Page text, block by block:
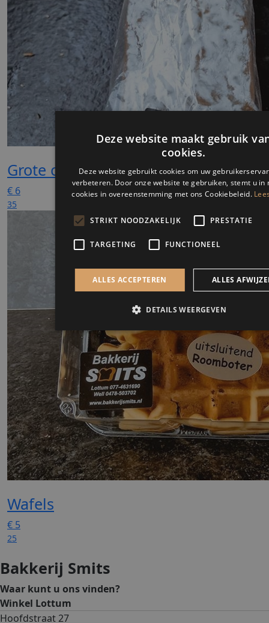
Grote cake
€ 6
35
Wafels
€ 5
25
Bakkerij Smits
Waar kunt u ons vinden?
Winkel Lottum
Hoofdstraat 27